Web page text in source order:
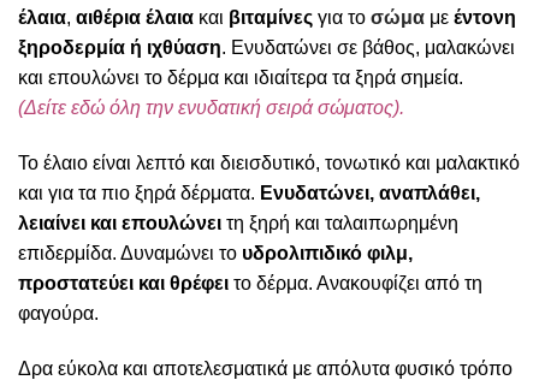
έλαια, αιθέρια έλαια και βιταμίνες για το σώμα με έντονη
ξηροδερμία ή ιχθύαση. Ενυδατώνει σε βάθος, μαλακώνει
και επουλώνει το δέρμα και ιδιαίτερα τα ξηρά σημεία.
(Δείτε εδώ όλη την ενυδατική σειρά σώματος).
Το έλαιο είναι λεπτό και διεισδυτικό, τονωτικό και μαλακτικό
και για τα πιο ξηρά δέρματα. Ενυδατώνει, αναπλάθει,
λειαίνει και επουλώνει τη ξηρή και ταλαιπωρημένη
επιδερμίδα. Δυναμώνει το υδρολιπιδικό φιλμ,
προστατεύει και θρέφει το δέρμα. Ανακουφίζει από τη
φαγούρα.
Δρα εύκολα και αποτελεσματικά με απόλυτα φυσικό τρόπο